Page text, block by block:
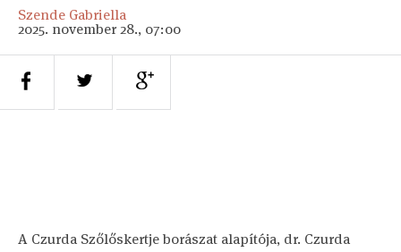
Szende Gabriella
2025. november 28., 07:00
A Czurda Szőlőskertje borászat alapítója, dr. Czurda